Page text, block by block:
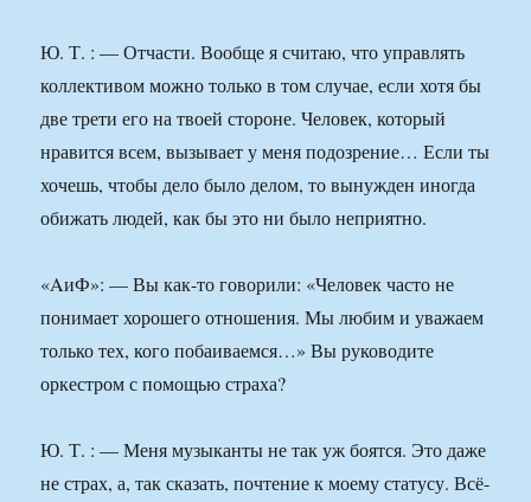
Ю. Т. : — Отчасти. Вообще я считаю, что управлять
коллективом можно только в том случае, если хотя бы
две трети его на твоей стороне. Человек, который
нравится всем, вызывает у меня подозрение… Если ты
хочешь, чтобы дело было делом, то вынужден иногда
обижать людей, как бы это ни было неприятно.
«AиФ»: — Вы как-то говорили: «Человек часто не
понимает хорошего отношения. Мы любим и уважаем
только тех, кого побаиваемся…» Вы руководите
оркестром с помощью страха?
Ю. Т. : — Меня музыканты не так уж боятся. Это даже
не страх, а, так сказать, почтение к моему статусу. Всё-